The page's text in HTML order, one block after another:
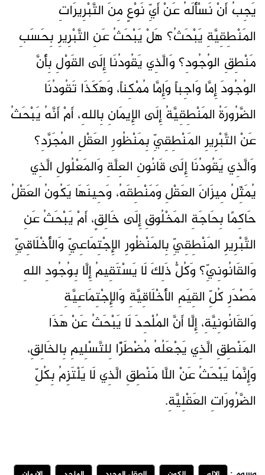
يَجِبُ أَنْ نَسْأَلَهُ عَنْ أَيِّ نَوْعٍ مِنَ التَّبْرِيرَاتِ
المَنْطِقِيَّةِ يَبْحَثُ؟ هَلْ يَبْحَثُ عَنِ التَّبْرِيرِ بِحَسَبِ
مَنْطِقِ الوُجُودِ؟ وَالَّذِي يَقُودُنَا إِلَى القَوْلِ بِأَنَّ
الوُجُودَ إِمَّا وَاجِباً وَإِمَّا مُمْكِناً، وَهَكَذَا تَقُودُنَا
الضَّرُورَةُ المَنْطِقِيَّةُ إِلَى الإِيمَانِ بِاللهِ، أَمْ أَنَّهُ يَبْحَثُ
عَنْ التَّبْرِيرِ المَنْطِقِيِّ بِمَنْظُورِ العَقْلِ المُجَرَّدِ؟
وَالَّذِي يَقُودُنَا إِلَى قَانُونِ العِلَّةِ وَالمَعْلُولِ الَّذِي
يُمَثِّلُ مِيزَانَ العَقْلِ وَمَنْطِقَهُ، وَحِينَهَا يَكُونُ العَقْلُ
حَاكِمًا بِحَاجَةِ المَخْلُوقِ إِلَى خَالِقٍ، أَمْ يَبْحَثُ عَنِ
التَّبْرِيرِ المَنْطِقِيِّ بِالمَنْظُورِ الإِجْتِمَاعِيِّ وَالأَخْلَاقِيِّ
وَالقَانُونِيِّ؟ وَكُلُّ ذَلِكَ لَا يَسْتَقِيمُ إِلَّا بِوُجُودِ اللهِ
مَصْدَرِ كُلِّ القِيَمِ الأَخْلَاقِيَّةِ وَالإِجْتِمَاعِيَّةِ
وَالقَانُونِيَّةِ، إِلَّا أَنَّ المُلْحِدَ لَا يَبْحَثُ عَنْ هَذَا
المَنْطِقِ الَّذِي يَجْعَلُهُ مُضْطَرًّا لِلتَّسْلِيمِ بِالخَالِقِ،
وَإِنَّمَا يَبْحَثُ عَنْ اللَّا مَنْطِقِ الَّذِي لَا يَلْتَزِمُ بِكُلِّ
الضَّرُورَاتِ العَقْلِيَّةِ.